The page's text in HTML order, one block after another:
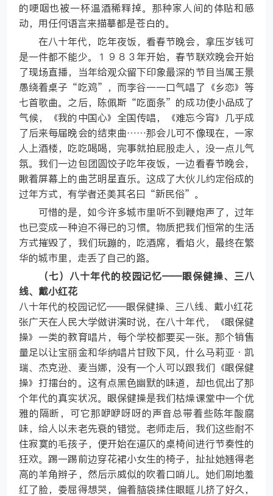
的哽咽也被一杯温酒稀释掉。那种家人间的体贴和感
动，用任何语言来描摹都是苍白的。
在八十年代，吃年夜饭，看春节晚会，拿压岁钱可
是一件都不能少。１９８３年开始，春节联欢晚会开始
了现场直播，当年给观众留下印象最深的节目当属王景
愚绕着桌子“吃鸡”，而李谷一一口气唱了《乡恋》等
七首歌曲。之后，陈佩斯“吃面条”的成功使小品成了
气候，《我的中国心》全国传唱，《难忘今宵》几乎成
了后来每届晚会的结束曲……那会儿可不像现在，一家
人上酒楼，吃吃喝喝，完事就拍屁股走人，没一点儿气
氛。我们一边包团圆饺子吃年夜饭，一边看春节晚会，
瞅着屏幕上的曲艺明星直乐。这成了大伙儿约定俗成的
过年方式，有学者还美其名曰“新民俗”。
可惜的是，如今许多城市里听不到鞭炮声了，过年
也已变成一种迫不得已的习惯。物质把我们恒常的生活
方式摧毁了，我们玩蹦的，吃酒席，看焰火，最终在繁
华的城市里，走丢了自己的路。
（七）八十年代的校园记忆——眼保健操、三八
线、戴小红花
八十年代的校园记忆——眼保健操、三八线、戴小红花
张广天在人民大学做讲演时说，在八十年代，《眼保健
操》一类的教育唱片，每个学校都要买一张。那个销售
量足以让宝丽金和华纳唱片甘败下风，什么马莉亚·凯
瑞、杰克逊、麦当娜，没有一个人可以跟我们《眼保健
操》打擂台的。这有点黑色幽默的味道，却也侃出了那
个年代的真实状况。眼保健操是我们枯燥课堂中一个优
雅的隔断，可它那咿咿呀呀的声音总带着些陈年酸腐
味，给人以未老先衰的错觉。老师走后，我们这些耐不
住寂寞的毛孩子，便开始在逼仄的桌椅间进行节奏性的
狂欢。踢一踢前边穿花裙小女生的椅子，扯扯她翘得老
高的羊角辫子，然后示威似的吹着口哨儿。她们刷地羞
红了脸，委屈得想哭，偏着脑袋揉住眼眶儿挤了好久，